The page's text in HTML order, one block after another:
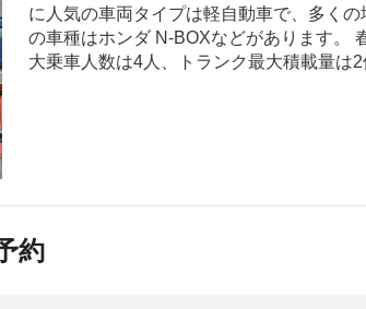
に人気の車両タイプは軽自動車で、多く
の車種はホンダ N-BOXなどがあります。
大乗車人数は4人、トランク最大積載量は2
約